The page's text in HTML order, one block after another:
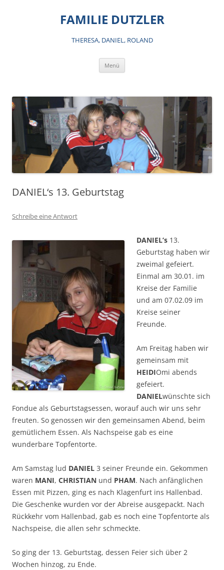
FAMILIE DUTZLER
THERESA, DANIEL, ROLAND
Menü
DANIEL‘s 13. Geburtstag
Schreibe eine Antwort
DANIEL’s 13.
Geburtstag haben wir
zweimal gefeiert.
Einmal am 30.01. im
Kreise der Familie
und am 07.02.09 im
Kreise seiner
Freunde.
Am Freitag haben wir
gemeinsam mit
HEIDIOmi abends
gefeiert.
DANIELwünschte sich
Fondue als Geburtstagsessen, worauf auch wir uns sehr
freuten. So genossen wir den gemeinsamen Abend, beim
gemütlichem Essen. Als Nachspeise gab es eine
wunderbare Topfentorte.
Am Samstag lud DANIEL 3 seiner Freunde ein. Gekommen
waren MANI, CHRISTIAN und PHAM. Nach anfänglichen
Essen mit Pizzen, ging es nach Klagenfurt ins Hallenbad.
Die Geschenke wurden vor der Abreise ausgepackt. Nach
Rückkehr vom Hallenbad, gab es noch eine Topfentorte als
Nachspeise, die allen sehr schmeckte.
So ging der 13. Geburtstag, dessen Feier sich über 2
Wochen hinzog, zu Ende.